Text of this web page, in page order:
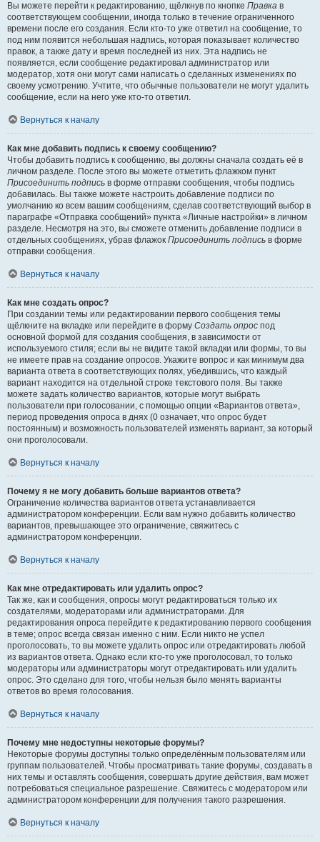
Вы можете перейти к редактированию, щёлкнув по кнопке Правка в
соответствующем сообщении, иногда только в течение ограниченного
времени после его создания. Если кто-то уже ответил на сообщение, то
под ним появится небольшая надпись, которая показывает количество
правок, а также дату и время последней из них. Эта надпись не
появляется, если сообщение редактировал администратор или
модератор, хотя они могут сами написать о сделанных изменениях по
своему усмотрению. Учтите, что обычные пользователи не могут удалить
сообщение, если на него уже кто-то ответил.
Вернуться к началу
Как мне добавить подпись к своему сообщению?
Чтобы добавить подпись к сообщению, вы должны сначала создать её в
личном разделе. После этого вы можете отметить флажком пункт
Присоединить подпись в форме отправки сообщения, чтобы подпись
добавилась. Вы также можете настроить добавление подписи по
умолчанию ко всем вашим сообщениям, сделав соответствующий выбор в
параграфе «Отправка сообщений» пункта «Личные настройки» в личном
разделе. Несмотря на это, вы сможете отменить добавление подписи в
отдельных сообщениях, убрав флажок Присоединить подпись в форме
отправки сообщения.
Вернуться к началу
Как мне создать опрос?
При создании темы или редактировании первого сообщения темы
щёлкните на вкладке или перейдите в форму Создать опрос под
основной формой для создания сообщения, в зависимости от
используемого стиля; если вы не видите такой вкладки или формы, то вы
не имеете прав на создание опросов. Укажите вопрос и как минимум два
варианта ответа в соответствующих полях, убедившись, что каждый
вариант находится на отдельной строке текстового поля. Вы также
можете задать количество вариантов, которые могут выбрать
пользователи при голосовании, с помощью опции «Вариантов ответа»,
период проведения опроса в днях (0 означает, что опрос будет
постоянным) и возможность пользователей изменять вариант, за который
они проголосовали.
Вернуться к началу
Почему я не могу добавить больше вариантов ответа?
Ограничение количества вариантов ответа устанавливается
администратором конференции. Если вам нужно добавить количество
вариантов, превышающее это ограничение, свяжитесь с
администратором конференции.
Вернуться к началу
Как мне отредактировать или удалить опрос?
Так же, как и сообщения, опросы могут редактироваться только их
создателями, модераторами или администраторами. Для
редактирования опроса перейдите к редактированию первого сообщения
в теме; опрос всегда связан именно с ним. Если никто не успел
проголосовать, то вы можете удалить опрос или отредактировать любой
из вариантов ответа. Однако если кто-то уже проголосовал, то только
модераторы или администраторы могут отредактировать или удалить
опрос. Это сделано для того, чтобы нельзя было менять варианты
ответов во время голосования.
Вернуться к началу
Почему мне недоступны некоторые форумы?
Некоторые форумы доступны только определённым пользователям или
группам пользователей. Чтобы просматривать такие форумы, создавать в
них темы и оставлять сообщения, совершать другие действия, вам может
потребоваться специальное разрешение. Свяжитесь с модератором или
администратором конференции для получения такого разрешения.
Вернуться к началу